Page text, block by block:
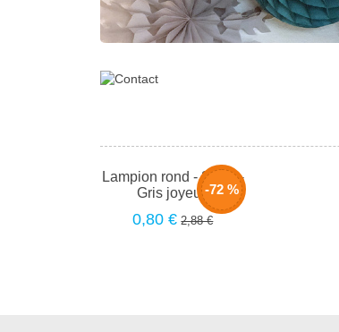
-72 %
Lampion rond - 20cm -
Gris joyeux
0,80 € 2,88 €